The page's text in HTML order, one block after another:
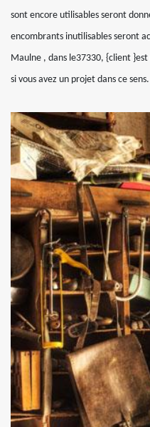
sont encore utilisables seront
encombrants inutilisables seront
Maulne , dans le37330, {client
si vous avez un projet dans ce sens.